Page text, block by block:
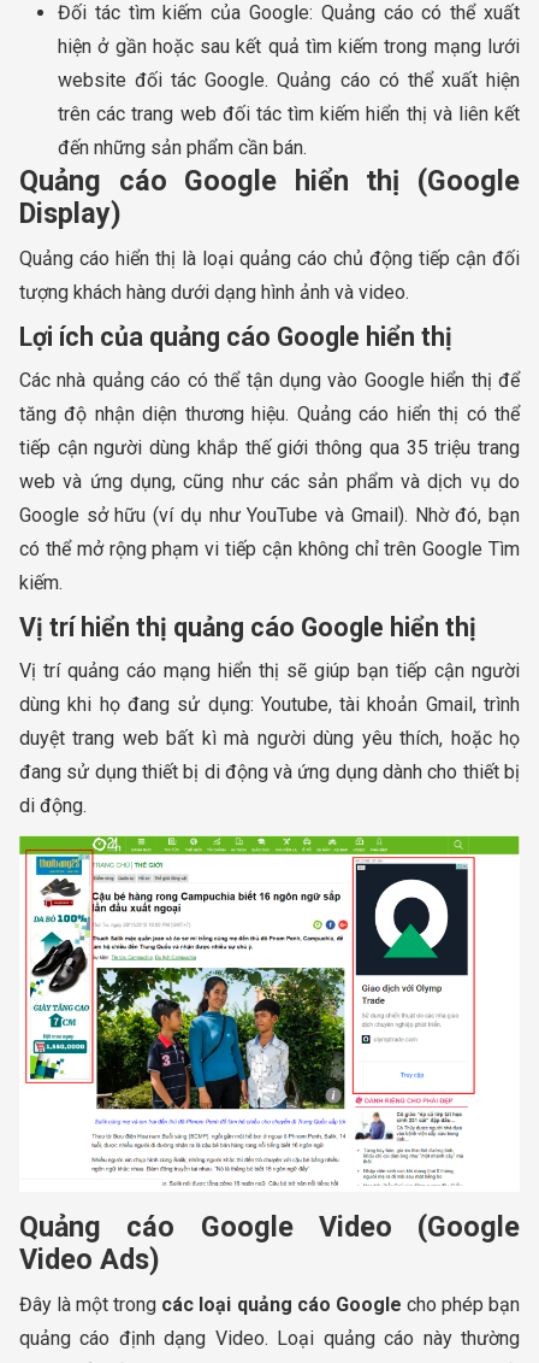
Đối tác tìm kiếm của Google: Quảng cáo có thể xuất
hiện ở gần hoặc sau kết quả tìm kiếm trong mạng lưới
website đối tác Google. Quảng cáo có thể xuất hiện
trên các trang web đối tác tìm kiếm hiển thị và liên kết
đến những sản phẩm cần bán.
Quảng cáo Google hiển thị (Google
Display)
Quảng cáo hiển thị là loại quảng cáo chủ động tiếp cận đối
tượng khách hàng dưới dạng hình ảnh và video.
Lợi ích của quảng cáo Google hiển thị
Các nhà quảng cáo có thể tận dụng vào Google hiển thị để
tăng độ nhận diện thương hiệu. Quảng cáo hiển thị có thể
tiếp cận người dùng khắp thế giới thông qua 35 triệu trang
web và ứng dụng, cũng như các sản phẩm và dịch vụ do
Google sở hữu (ví dụ như YouTube và Gmail). Nhờ đó, bạn
có thể mở rộng phạm vi tiếp cận không chỉ trên Google Tìm
kiếm.
Vị trí hiển thị quảng cáo Google hiển thị
Vị trí quảng cáo mạng hiển thị sẽ giúp bạn tiếp cận người
dùng khi họ đang sử dụng: Youtube, tài khoản Gmail, trình
duyệt trang web bất kì mà người dùng yêu thích, hoặc họ
đang sử dụng thiết bị di động và ứng dụng dành cho thiết bị
di động.
Quảng cáo Google Video (Google
Video Ads)
Đây là một trong các loại quảng cáo Google cho phép bạn
quảng cáo định dạng Video. Loại quảng cáo này thường